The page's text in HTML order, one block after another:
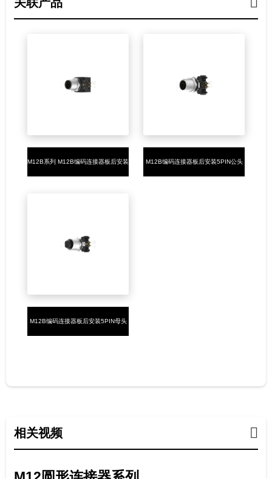
M12B系列 M12B编码连接器板后安装 M12B编码连接器板后安装5PIN公头
M12B编码连接器板后安装5PIN母头
相关视频